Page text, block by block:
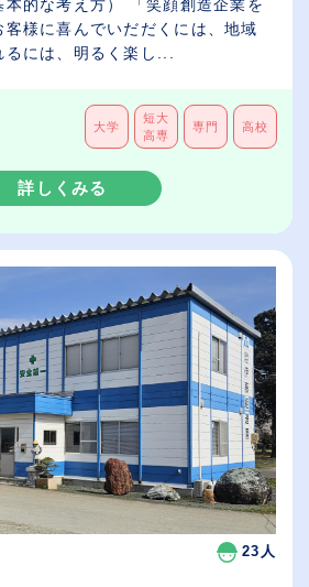
的な考え方） 「笑顔創造企業を
様に喜んでいだだくには、地域
には、明るく楽し...
大学
短大
高専
専門 高校
詳しくみる
23人